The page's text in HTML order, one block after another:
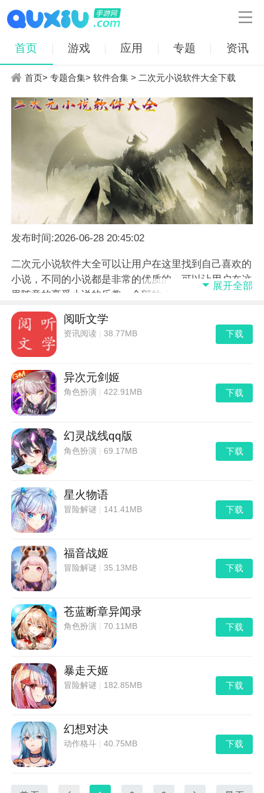

首页 游戏 应用 专题 资讯
首页>专题合集>软件合集 > 二次元小说软件大全下载
发布时间:2026-06-28 20:45:02
二次元小说软件大全可以让用户在这里找到自己喜欢的
小说，不同的小说都是非常的优质的，可以让用户在这
里随意的享受小说的乐趣，全部的小说资源都可以让用
户在这里免费的阅读，非常优质的各种资源收录，让喜
欢阅读的用户可以在这里真正的体验到最优质的小说内
容。
展开全部
阅听文学
资讯阅读 |38.77MB 下载
异次元剑姬
角色扮演 |422.91MB 下载
幻灵战线qq版
角色扮演 |69.17MB 下载
星火物语
冒险解谜 141.41MB 下载
福音战姬
冒险解谜 |35.13MB 下载
苍蓝断章异闻录
角色扮演 |70.11MB 下载
暴走天姬
冒险解谜 182.85MB 下载
幻想对决
动作格斗 |40.75MB 下载